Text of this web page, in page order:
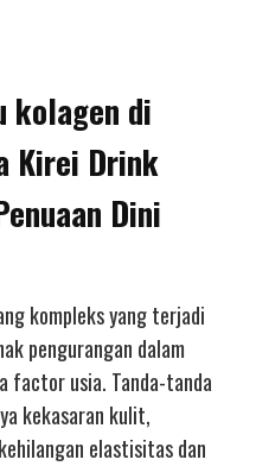
kolagen di
Kirei Drink
Dini
kompleks yang terjadi
pengurangan dalam
factor usia. Tanda-tanda
kekasaran kulit,
elastisitas dan